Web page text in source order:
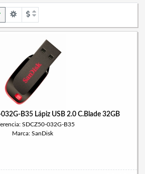
B35 Lápiz USB 2.0 C.Blade 32GB
SDCZ50-032G-B35
Marca: SanDisk